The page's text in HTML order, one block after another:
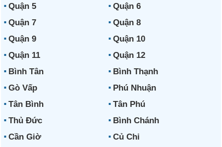
Quận 5
Quận 6
Quận 7
Quận 8
Quận 9
Quận 10
Quận 11
Quận 12
Bình Tân
Bình Thạnh
Gò Vấp
Phú Nhuận
Tân Bình
Tân Phú
Thủ Đức
Bình Chánh
Cần Giờ
Củ Chi